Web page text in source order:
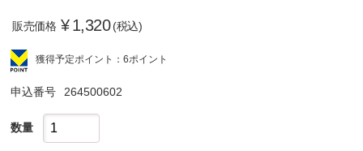
販売価格 ¥1,320 (税込)
獲得予定ポイント：6ポイント
申込番号 264500602
数量